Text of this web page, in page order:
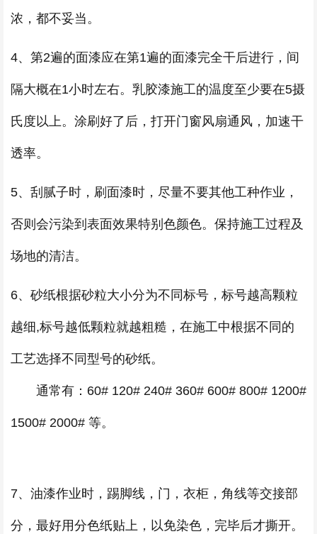
浓，都不妥当。
4、第2遍的面漆应在第1遍的面漆完全干后进行，间
隔大概在1小时左右。乳胶漆施工的温度至少要在5摄
氏度以上。涂刷好了后，打开门窗风扇通风，加速干
透率。
5、刮腻子时，刷面漆时，尽量不要其他工种作业，
否则会污染到表面效果特别色颜色。保持施工过程及
场地的清洁。
6、砂纸根据砂粒大小分为不同标号，标号越高颗粒
越细,标号越低颗粒就越粗糙，在施工中根据不同的
工艺选择不同型号的砂纸。
通常有：60# 120# 240# 360# 600# 800# 1200#
1500# 2000# 等。
7、油漆作业时，踢脚线，门，衣柜，角线等交接部
分，最好用分色纸贴上，以免染色，完毕后才撕开。